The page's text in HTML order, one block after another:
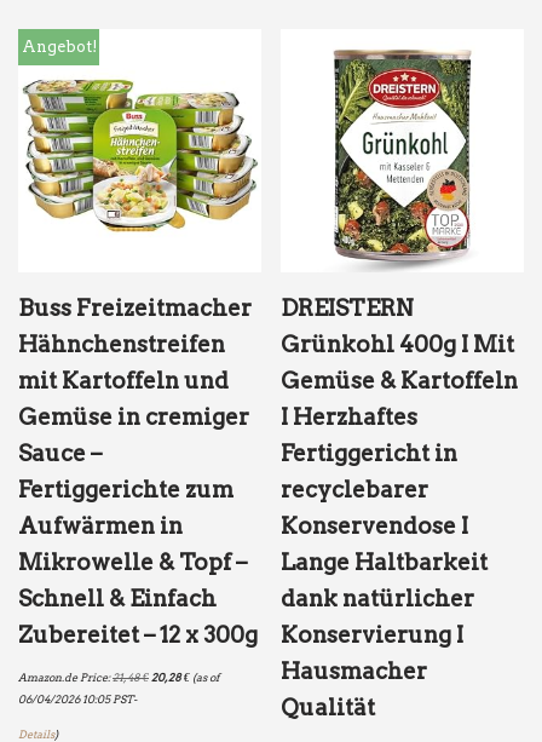
Angebot!
Buss Freizeitmacher
Hähnchenstreifen
mit Kartoffeln und
Gemüse in cremiger
Sauce –
Fertiggerichte zum
Aufwärmen in
Mikrowelle & Topf –
Schnell & Einfach
Zubereitet – 12 x 300g
Amazon.de Price:21,48€20,28€ (as of
06/04/2026 10:05 PST-
Details)
DREISTERN
Grünkohl 400g I Mit
Gemüse & Kartoffeln
I Herzhaftes
Fertiggericht in
recyclebarer
Konservendose I
Lange Haltbarkeit
dank natürlicher
Konservierung I
Hausmacher
Qualität